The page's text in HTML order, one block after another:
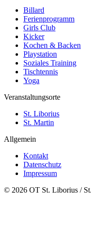
Billard
Ferienprogramm
Girls Club
Kicker
Kochen & Backen
Playstation
Soziales Training
Tischtennis
Yoga
Veranstaltungsorte
St. Liborius
St. Martin
Allgemein
Kontakt
Datenschutz
Impressum
© 2026 OT St. Liborius /